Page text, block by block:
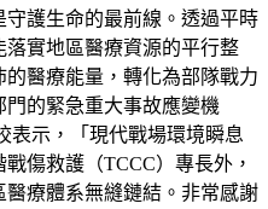
護生命的最前線。透過平時
實地區醫療資源的平行整
醫療能量，轉化為部隊戰力
的緊急重大事故應變機
表示，「現代戰場環境瞬息
傷救護（TCCC）專長外，
療體系無縫鏈結。非常感謝